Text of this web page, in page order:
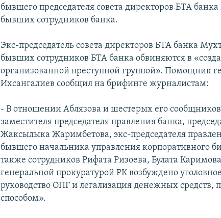
бывшего председателя совета директоров БТА
бывших сотрудников банка.
Экс-председатель совета директоров БТА банка
бывших сотрудников БТА банка обвиняются в
организованной преступной группой». Помощник
Ихсангалиев сообщил на брифинге журналистам:
- В отношении Аблязова и шестерых его
заместителя председателя правления банка,
Жаксылыка Жаримбетова, экс-председателя
бывшего начальника управления корпоративного
также сотрудников Рифата Ризоева, Булата
генеральной прокуратурой РК возбуждено
руководство ОПГ и легализация денежных
способом».